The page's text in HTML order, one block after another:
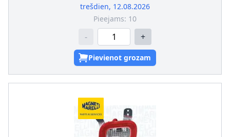
trešdien, 12.08.2026
Pieejams: 10
- +
Pievienot grozam